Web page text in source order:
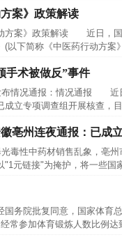
案》政策解读
案》政策解读 近日，国
以下简称《中医药行动方案
手术被做反”事件
情况通报：情况通报 近
立专项调查组开展核查，
亳州连夜通报：已成
性中药材销售乱象，亳州
元链接"为掩护，将一些国
批复同意，国家体育总
经常参加体育锻炼人数比